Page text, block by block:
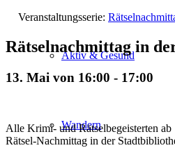
Aktiv & Gesund
Wandern
Veranstaltungsserie:
Rätselnachmittag in
13. Mai von 16:00 - 17:00
Alle Krimi- und Rätselbegeisterten
Rätsel-Nachmittag in der